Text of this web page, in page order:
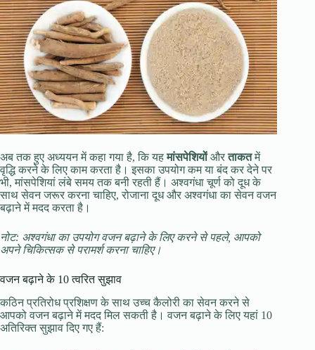
अब तक हुए अध्ययन में कहा गया है, कि यहमांसपेशियोंऔरताकतमें
वृद्धि करने के लिए काम करता है। इसका उपयोग कम या बंद कर देने पर
भी, मांसपेशियां लंबे समय तक बनी रहती हैं। अश्वगंधा चूर्ण को दूध के
साथ सेवन जरूर करना चाहिए, रोजाना दूध और अश्वगंधा का सेवन वजन
बढ़ाने में मदद करता है।
नोट: अश्वगंधा का उपयोग वजन बढ़ाने के लिए करने से पहले, आपको
अपने चिकित्सक से परामर्श करना चाहिए।
वजन बढ़ाने के 10 त्वरित सुझाव
कठिन प्रतिरोध प्रशिक्षण के साथ उच्च कैलोरी का सेवन करने से
आपको वजन बढ़ाने में मदद मिल सकती है। वजन बढ़ाने के लिए यहां 10
अतिरिक्त सुझाव दिए गए हैं: